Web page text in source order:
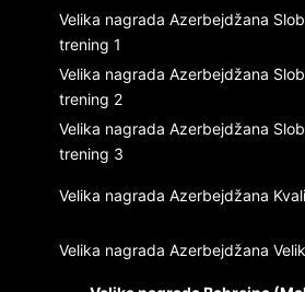
Velika nagrada Azerbejdžana
trening 1
Velika nagrada Azerbejdžana
trening 2
Velika nagrada Azerbejdžana
trening 3
Velika nagrada Azerbejdžana
Velika nagrada Azerbejdžana